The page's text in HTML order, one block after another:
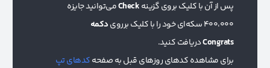
پس از آن با کلیک بروی گزینهCheckمی‌توانید جایزه
400،000 سکه‌ای خود را با کلیک برروی
دکمه
Congratsدریافت کنید.
برای مشاهده کدهای روزهای قبل به صفحهکدهای تپ